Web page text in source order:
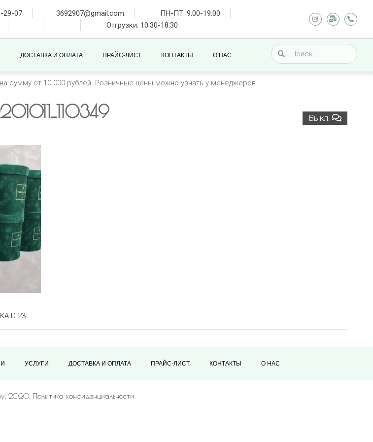
29-07 3692907@gmail.com
ПН-ПТ: 9:00-19:00
Отгрузки: 10:30-18:30
ДОСТАВКА И ОПЛАТА ПРАЙС-ЛИСТ КОНТАКТЫ О НАС
сумму от 10 000 рублей. Розничные цены можно узнать у менеджеров.
Выкл.
D 23
УСЛУГИ ДОСТАВКА И ОПЛАТА ПРАЙС-ЛИСТ КОНТАКТЫ О НАС
2020. Политика конфиденциальности